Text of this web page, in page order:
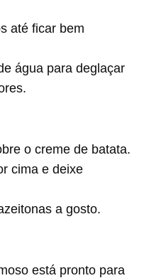
até ficar bem
água para deglaçar
o creme de batata.
cima e deixe
a gosto.
está pronto para